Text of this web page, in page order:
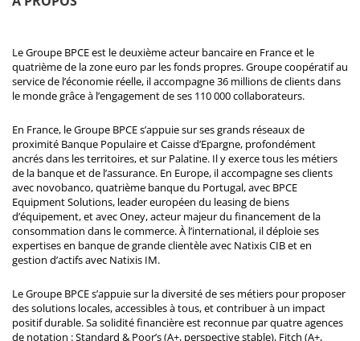
Le Groupe BPCE est le deuxième acteur bancaire en France et le
quatrième de la zone euro par les fonds propres. Groupe coopératif au
service de l’économie réelle, il accompagne 36 millions de clients dans
le monde grâce à l’engagement de ses 110 000 collaborateurs.
En France, le Groupe BPCE s’appuie sur ses grands réseaux de
proximité Banque Populaire et Caisse d’Epargne, profondément
ancrés dans les territoires, et sur Palatine. Il y exerce tous les métiers
de la banque et de l’assurance. En Europe, il accompagne ses clients
avec novobanco, quatrième banque du Portugal, avec BPCE
Equipment Solutions, leader européen du leasing de biens
d’équipement, et avec Oney, acteur majeur du financement de la
consommation dans le commerce. À l’international, il déploie ses
expertises en banque de grande clientèle avec Natixis CIB et en
gestion d’actifs avec Natixis IM.
Le Groupe BPCE s’appuie sur la diversité de ses métiers pour proposer
des solutions locales, accessibles à tous, et contribuer à un impact
positif durable. Sa solidité financière est reconnue par quatre agences
de notation : Standard & Poor’s (A+, perspective stable), Fitch (A+,